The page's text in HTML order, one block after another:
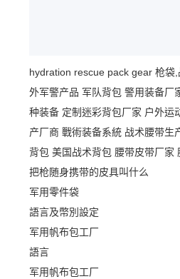
hydration rescue pack gear 枪袋,
外军警产品 军队背包 警用装备厂
种装备 定制迷彩背包厂家 户外运
产厂商 戰術装备系統 战术腰带生
背包 美国战术背包 腰带皮带厂家
把枪随身携带的皮具叫什么
军用零件袋
語言及幣別設定
军用帆布包工厂
語言
军用帆布包工厂